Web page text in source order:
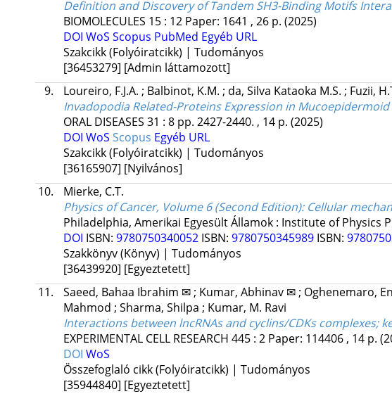
Definition and Discovery of Tandem SH3-Binding Motifs
BIOMOLECULES 15: 12 Paper: 1641 , 26 p. (2025)
DOI WoS Scopus PubMed Egyéb URL
Szakcikk (Folyóiratcikk) | Tudományos
[36453279] [Admin láttamozott]
9.
Loureiro, F.J.A. ; Balbinot, K.M. ; da, Silva Kataoka M.S. ; Fuzii,
Invadopodia Related-Proteins Expression in
ORAL DISEASES 31 : 8 pp. 2427-2440. , 14 p. (2025)
DOI WoS Scopus Egyéb URL
Szakcikk (Folyóiratcikk) | Tudományos
[36165907] [Nyilvános]
10.
Mierke, C.T.
Physics of Cancer, Volume 6 (Second Edition): Cellular
Philadelphia, Amerikai Egyesült Államok : Institute of Physics
DOI ISBN: 9780750340052 ISBN: 9780750345989 ISBN:
Szakkönyv (Könyv) | Tudományos
[36439920] [Egyeztetett]
11.
Saeed, Bahaa Ibrahim ✉; Kumar, Abhinav ✉; Oghenemaro,
Mahmod ; Sharma, Shilpa ; Kumar, M. Ravi
Interactions between lncRNAs and cyclins/CDKs
EXPERIMENTAL CELL RESEARCH 445: 2 Paper: 114406 , 14 p.
DOI WoS
Összefoglaló cikk (Folyóiratcikk) | Tudományos
[35944840] [Egyeztetett]